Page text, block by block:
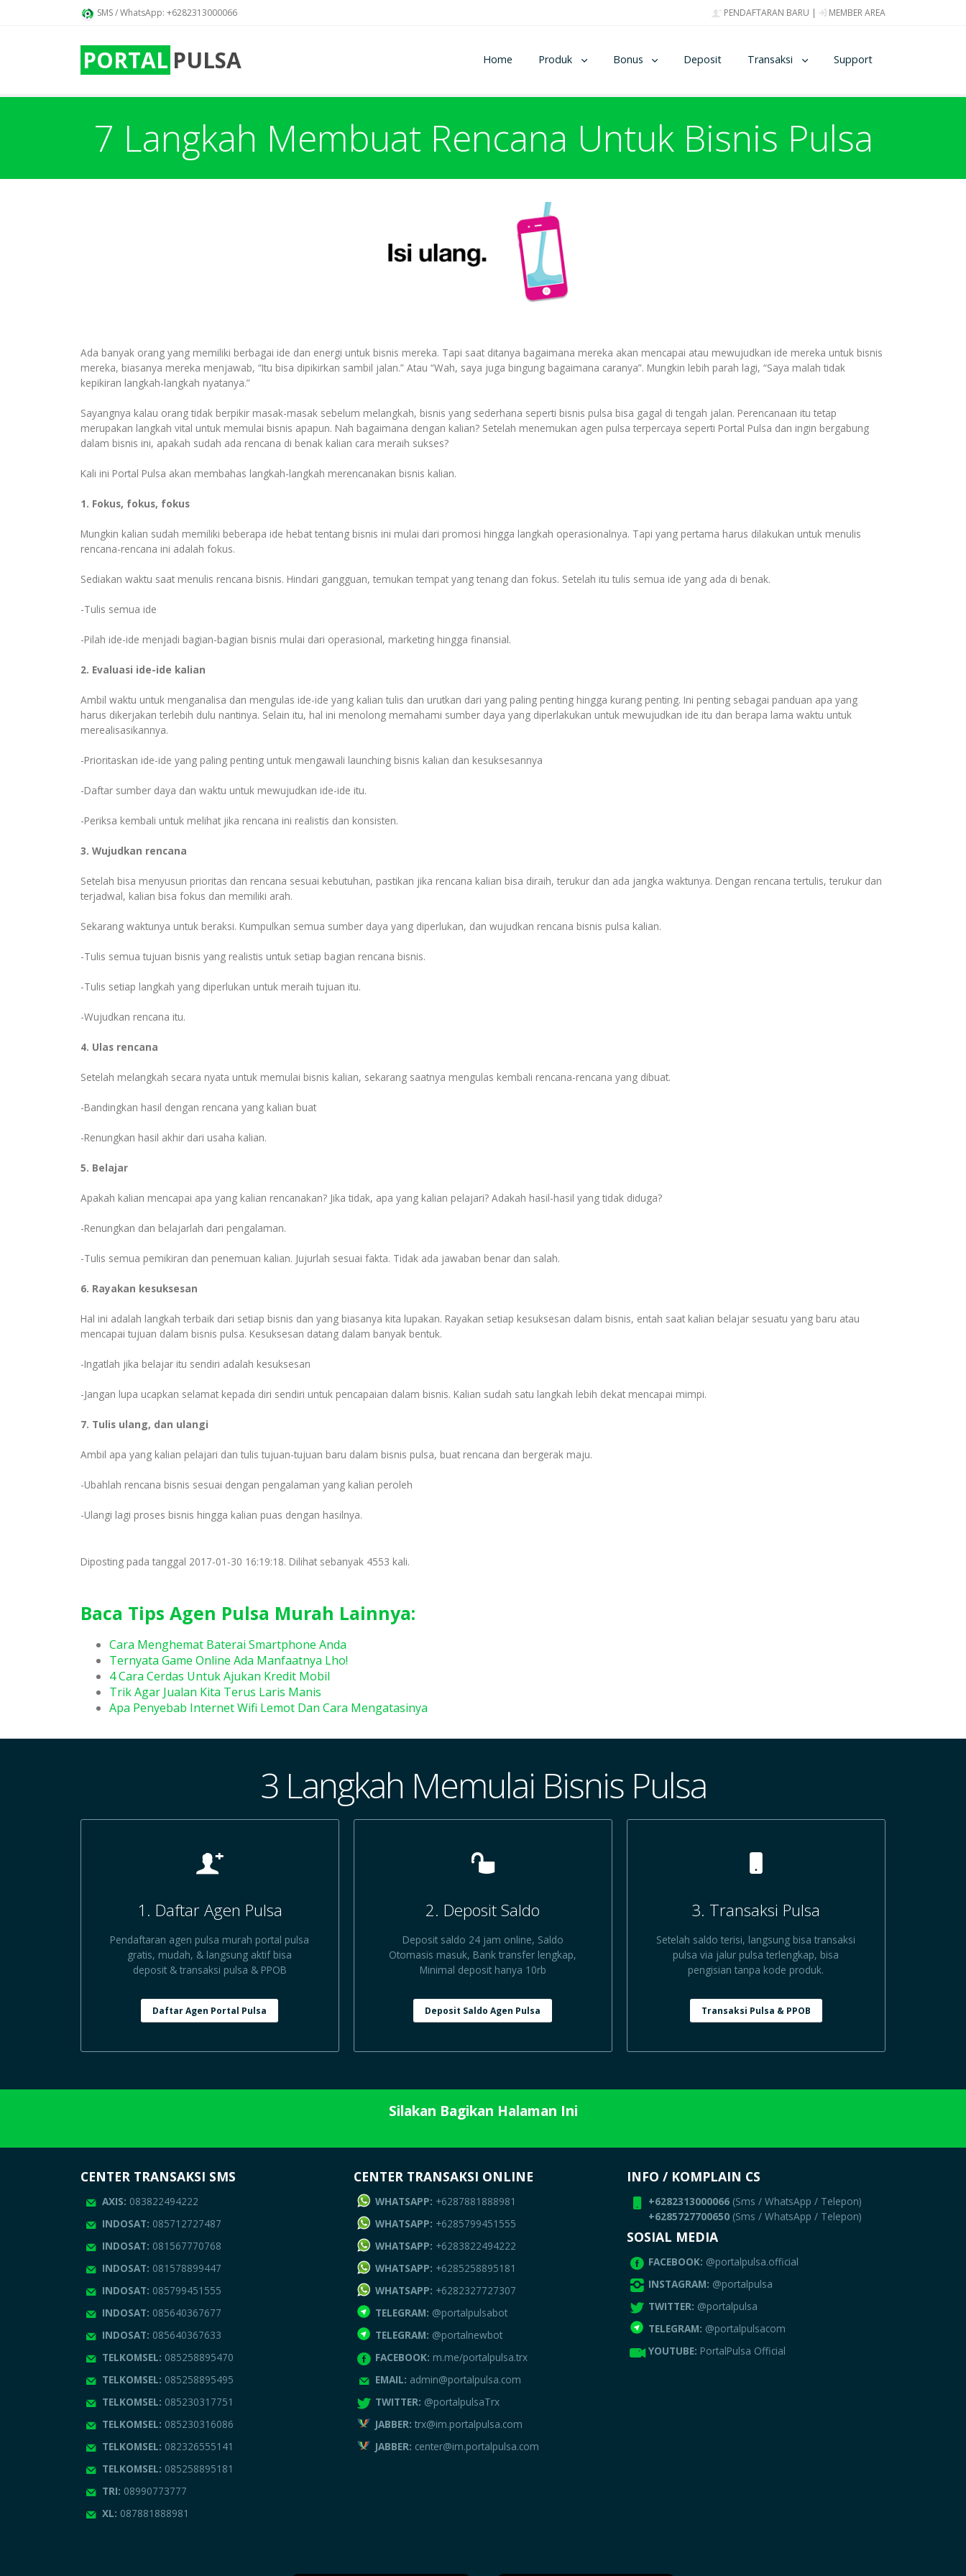
SMS / WhatsApp: +6282313000066 PENDAFTARAN BARU | MEMBER AREA
PORTAL PULSA Home Produk Bonus Deposit Transaksi Support
7 Langkah Membuat Rencana Untuk Bisnis Pulsa
Ada banyak orang yang memiliki berbagai ide dan energi untuk bisnis mereka. Tapi saat ditanya bagaimana mereka akan mencapai atau mewujudkan ide mereka untuk bisnis
mereka, biasanya mereka menjawab, “Itu bisa dipikirkan sambil jalan.” Atau “Wah, saya juga bingung bagaimana caranya”. Mungkin lebih parah lagi, “Saya malah tidak
kepikiran langkah-langkah nyatanya.”
Sayangnya kalau orang tidak berpikir masak-masak sebelum melangkah, bisnis yang sederhana seperti bisnis pulsa bisa gagal di tengah jalan. Perencanaan itu tetap
merupakan langkah vital untuk memulai bisnis apapun. Nah bagaimana dengan kalian? Setelah menemukan agen pulsa terpercaya seperti Portal Pulsa dan ingin bergabung
dalam bisnis ini, apakah sudah ada rencana di benak kalian cara meraih sukses?
Kali ini Portal Pulsa akan membahas langkah-langkah merencanakan bisnis kalian.
1. Fokus, fokus, fokus
Mungkin kalian sudah memiliki beberapa ide hebat tentang bisnis ini mulai dari promosi hingga langkah operasionalnya. Tapi yang pertama harus dilakukan untuk menulis
rencana-rencana ini adalah fokus.
Sediakan waktu saat menulis rencana bisnis. Hindari gangguan, temukan tempat yang tenang dan fokus. Setelah itu tulis semua ide yang ada di benak.
-Tulis semua ide
-Pilah ide-ide menjadi bagian-bagian bisnis mulai dari operasional, marketing hingga finansial.
2. Evaluasi ide-ide kalian
Ambil waktu untuk menganalisa dan mengulas ide-ide yang kalian tulis dan urutkan dari yang paling penting hingga kurang penting. Ini penting sebagai panduan apa yang
harus dikerjakan terlebih dulu nantinya. Selain itu, hal ini menolong memahami sumber daya yang diperlakukan untuk mewujudkan ide itu dan berapa lama waktu untuk
merealisasikannya.
-Prioritaskan ide-ide yang paling penting untuk mengawali launching bisnis kalian dan kesuksesannya
-Daftar sumber daya dan waktu untuk mewujudkan ide-ide itu.
-Periksa kembali untuk melihat jika rencana ini realistis dan konsisten.
3. Wujudkan rencana
Setelah bisa menyusun prioritas dan rencana sesuai kebutuhan, pastikan jika rencana kalian bisa diraih, terukur dan ada jangka waktunya. Dengan rencana tertulis, terukur dan
terjadwal, kalian bisa fokus dan memiliki arah.
Sekarang waktunya untuk beraksi. Kumpulkan semua sumber daya yang diperlukan, dan wujudkan rencana bisnis pulsa kalian.
-Tulis semua tujuan bisnis yang realistis untuk setiap bagian rencana bisnis.
-Tulis setiap langkah yang diperlukan untuk meraih tujuan itu.
-Wujudkan rencana itu.
4. Ulas rencana
Setelah melangkah secara nyata untuk memulai bisnis kalian, sekarang saatnya mengulas kembali rencana-rencana yang dibuat.
-Bandingkan hasil dengan rencana yang kalian buat
-Renungkan hasil akhir dari usaha kalian.
5. Belajar
Apakah kalian mencapai apa yang kalian rencanakan? Jika tidak, apa yang kalian pelajari? Adakah hasil-hasil yang tidak diduga?
-Renungkan dan belajarlah dari pengalaman.
-Tulis semua pemikiran dan penemuan kalian. Jujurlah sesuai fakta. Tidak ada jawaban benar dan salah.
6. Rayakan kesuksesan
Hal ini adalah langkah terbaik dari setiap bisnis dan yang biasanya kita lupakan. Rayakan setiap kesuksesan dalam bisnis, entah saat kalian belajar sesuatu yang baru atau
mencapai tujuan dalam bisnis pulsa. Kesuksesan datang dalam banyak bentuk.
-Ingatlah jika belajar itu sendiri adalah kesuksesan
-Jangan lupa ucapkan selamat kepada diri sendiri untuk pencapaian dalam bisnis. Kalian sudah satu langkah lebih dekat mencapai mimpi.
7. Tulis ulang, dan ulangi
Ambil apa yang kalian pelajari dan tulis tujuan-tujuan baru dalam bisnis pulsa, buat rencana dan bergerak maju.
-Ubahlah rencana bisnis sesuai dengan pengalaman yang kalian peroleh
-Ulangi lagi proses bisnis hingga kalian puas dengan hasilnya.
Diposting pada tanggal 2017-01-30 16:19:18. Dilihat sebanyak 4553 kali.
Baca Tips Agen Pulsa Murah Lainnya:
Cara Menghemat Baterai Smartphone Anda
Ternyata Game Online Ada Manfaatnya Lho!
4 Cara Cerdas Untuk Ajukan Kredit Mobil
Trik Agar Jualan Kita Terus Laris Manis
Apa Penyebab Internet Wifi Lemot Dan Cara Mengatasinya
3 Langkah Memulai Bisnis Pulsa
1. Daftar Agen Pulsa
Pendaftaran agen pulsa murah portal pulsa
gratis, mudah, & langsung aktif bisa
deposit & transaksi pulsa & PPOB
Daftar Agen Portal Pulsa
2. Deposit Saldo
Deposit saldo 24 jam online, Saldo
Otomasis masuk, Bank transfer lengkap,
Minimal deposit hanya 10rb
Deposit Saldo Agen Pulsa
3. Transaksi Pulsa
Setelah saldo terisi, langsung bisa transaksi
pulsa via jalur pulsa terlengkap, bisa
pengisian tanpa kode produk.
Transaksi Pulsa & PPOB
Silakan Bagikan Halaman Ini
CENTER TRANSAKSI SMS
AXIS: 083822494222
INDOSAT: 085712727487
INDOSAT: 081567770768
INDOSAT: 081578899447
INDOSAT: 085799451555
INDOSAT: 085640367677
INDOSAT: 085640367633
TELKOMSEL: 085258895470
TELKOMSEL: 085258895495
TELKOMSEL: 085230317751
TELKOMSEL: 085230316086
TELKOMSEL: 082326555141
TELKOMSEL: 085258895181
TRI: 08990773777
XL: 087881888981
CENTER TRANSAKSI ONLINE
WHATSAPP: +6287881888981
WHATSAPP: +6285799451555
WHATSAPP: +6283822494222
WHATSAPP: +6285258895181
WHATSAPP: +6282327727307
TELEGRAM: @portalpulsabot
TELEGRAM: @portalnewbot
FACEBOOK: m.me/portalpulsa.trx
EMAIL: admin@portalpulsa.com
TWITTER: @portalpulsaTrx
JABBER: trx@im.portalpulsa.com
JABBER: center@im.portalpulsa.com
INFO / KOMPLAIN CS
+6282313000066(Sms / WhatsApp / Telepon)
+6285727700650(Sms / WhatsApp / Telepon)
SOSIAL MEDIA
FACEBOOK: @portalpulsa.official
INSTAGRAM: @portalpulsa
TWITTER: @portalpulsa
TELEGRAM: @portalpulsacom
YOUTUBE: PortalPulsa Official